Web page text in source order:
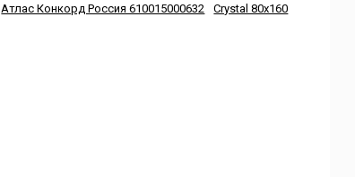
Атлас Конкорд Россия 610015000632
Crystal 80x160